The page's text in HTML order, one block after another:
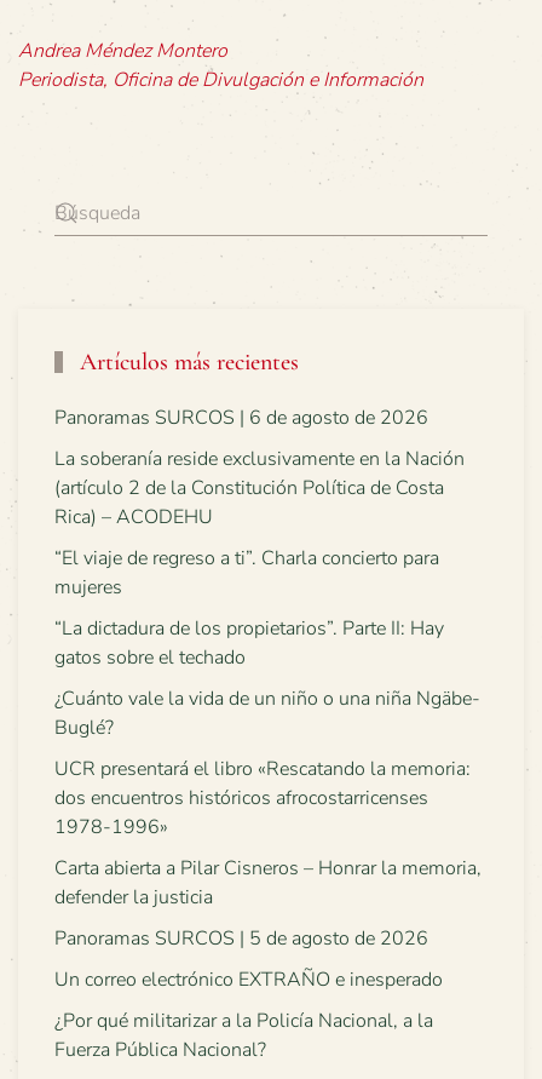
Andrea Méndez Montero
Periodista, Oficina de Divulgación e Información
Artículos más recientes
Panoramas SURCOS | 6 de agosto de 2026
La soberanía reside exclusivamente en la Nación
(artículo 2 de la Constitución Política de Costa
Rica) – ACODEHU
“El viaje de regreso a ti”. Charla concierto para
mujeres
“La dictadura de los propietarios”. Parte II: Hay
gatos sobre el techado
¿Cuánto vale la vida de un niño o una niña Ngäbe-
Buglé?
UCR presentará el libro «Rescatando la memoria:
dos encuentros históricos afrocostarricenses
1978-1996»
Carta abierta a Pilar Cisneros – Honrar la memoria,
defender la justicia
Panoramas SURCOS | 5 de agosto de 2026
Un correo electrónico EXTRAÑO e inesperado
¿Por qué militarizar a la Policía Nacional, a la
Fuerza Pública Nacional?